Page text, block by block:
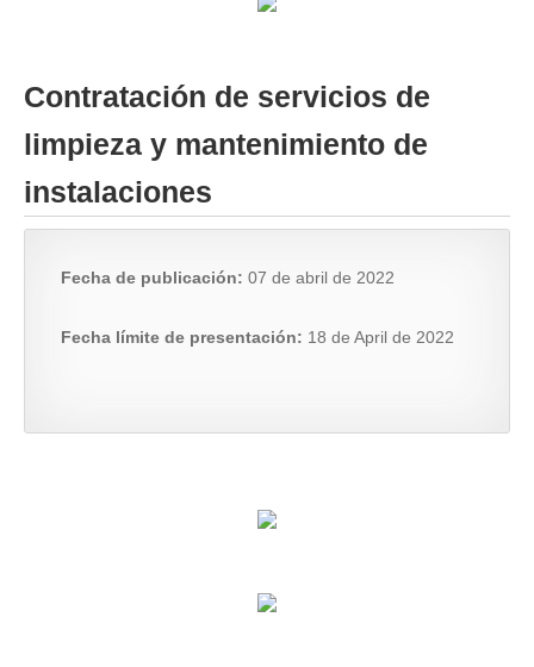
Contratación de servicios de
limpieza y mantenimiento de
instalaciones
Fecha de publicación: 07 de abril de 2022
Fecha límite de presentación: 18 de April de 2022